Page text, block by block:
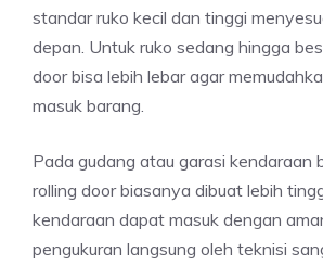
standar ruko kecil dan tinggi
depan. Untuk ruko sedang hingga
door bisa lebih lebar agar
masuk barang.
Pada gudang atau garasi kendaraan
rolling door biasanya dibuat lebih
kendaraan dapat masuk dengan
pengukuran langsung oleh teknisi